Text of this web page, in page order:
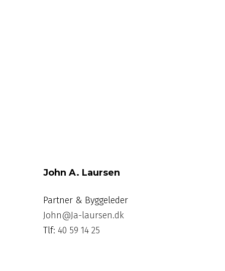
John A. Laursen
Partner & Byggeleder
John@Ja-laursen.dk
Tlf:40 59 14 25